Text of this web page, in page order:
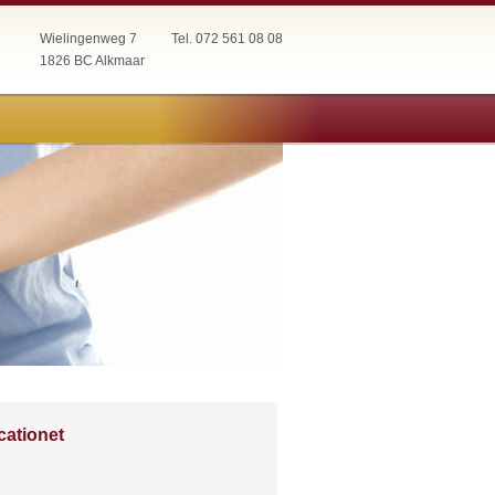
Wielingenweg 7
1826 BC Alkmaar
Tel. 072 561 08 08